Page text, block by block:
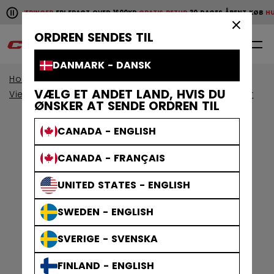
ORDREN SENDES TIL
DANMARK - DANSK
VÆLG ET ANDET LAND, HVIS DU
ØNSKER AT SENDE ORDREN TIL
CANADA - ENGLISH
CANADA - FRANÇAIS
UNITED STATES - ENGLISH
SWEDEN - ENGLISH
SVERIGE - SVENSKA
FINLAND - ENGLISH
Pause the horizontal scroll animation.
LEVERINGERFRI FRAGT OVER 1600KRGRATIS RETUR30 DAGES ÅBENT KØB
Hurtige leveringer Gratis retur 30
Home
Beskyttelsesudstyr
View By Collection
Jetspeed Beskyttelsesudstyr